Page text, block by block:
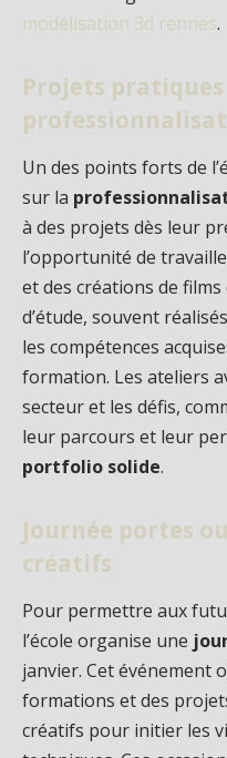
modélisation 3d rennes.
Projets
Un des points forts de
sur la
à des projets dès leur
l’opportunité de
et des créations de
d’étude, souvent
les compétences
formation. Les ateliers
secteur et les défis,
leur parcours et leur
portfolio solide.
Journée portes
créatifs
Pour permettre aux
l’école organise une
janvier. Cet événement
formations et des
créatifs pour initier les